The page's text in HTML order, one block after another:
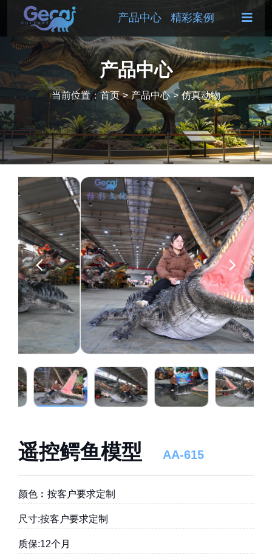
产品中心 精彩案例
产品中心
当前位置：首页 > 产品中心 > 仿真动物
遥控鳄鱼模型 AA-615
颜色︰按客户要求定制
尺寸:按客户要求定制
质保:12个月